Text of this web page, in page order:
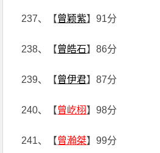
237、【曾颖紫】91分
238、【曾皓石】86分
239、【曾伊君】87分
240、【曾屹栩】98分
241、【曾瀚桀】99分